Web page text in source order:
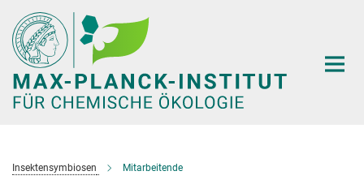
Hauptinhalt
Insektensymbiosen Mitarbeitende